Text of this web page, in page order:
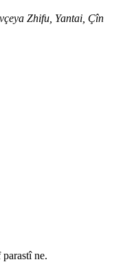
Zhifu, Yantai, Çîn
ne.